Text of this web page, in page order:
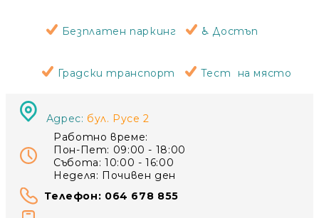
Безплатен паркинг ♿ Достъп
Градски транспорт Тест на място
Адрес: бул. Русе 2
Работно време:
Пон-Пет: 09:00 - 18:00
Събота: 10:00 - 16:00
Неделя: Почивен ден
Телефон: 064 678 855